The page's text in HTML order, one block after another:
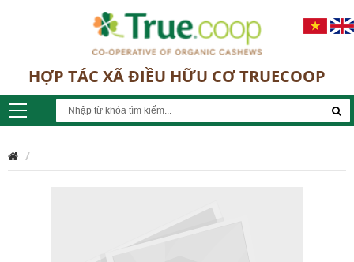
HỢP TÁC XÃ ĐIỀU HỮU CƠ TRUECOOP